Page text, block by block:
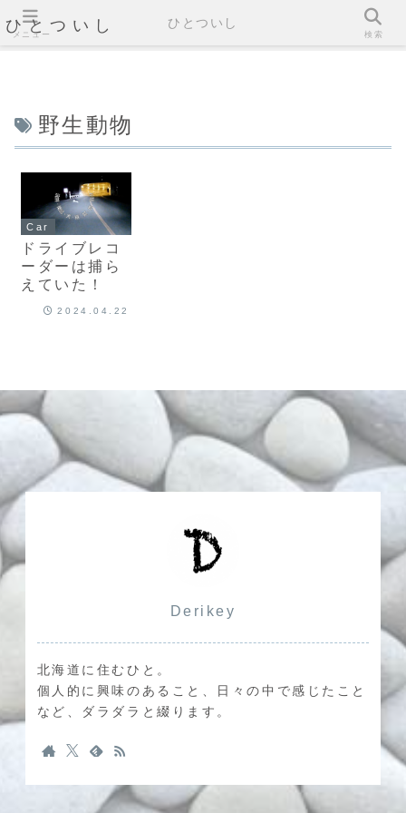
ひとついし
野生動物
Car
ドライブレコ
ーダーは捕ら
えていた！
2024.04.22
Derikey
北海道に住むひと。
個人的に興味のあること、日々の中で感じたこと
など、ダラダラと綴ります。
メニュー
ひとついし
検索